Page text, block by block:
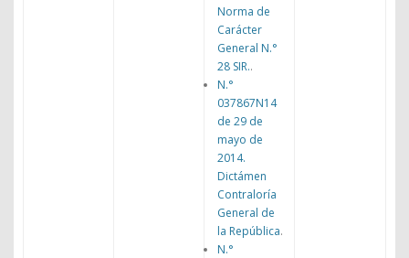
Norma de
Carácter
General N.°
28 SIR..
N.°
037867N14
de 29 de
mayo de
2014.
Dictámen
Contraloría
General de
la República.
N.°